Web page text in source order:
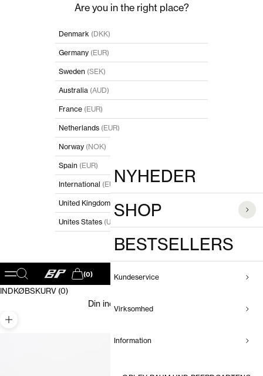
Are you in the right place?
Denmark (DKK)
Germany (EUR)
Sweden (SEK)
Australia (AUD)
France (EUR)
Netherlands (EUR)
Norway (NOK)
Spain (EUR)
International (EUR)
United Kingdom (GBP)
Unites States (USD)
Åbn navigationsmenu
Åbn søgefunktionBaum und Pferdgarten DK
Åbn indkøbskurv
(0)
NYHEDER
SHOP
BESTSELLERS
Kundeservice
Virksomhed
Information
INDKØBSKURV (0)
Din indkøbskurv er tom
Zoom
POPULÆRE SØGNINGER
PRODUKTER